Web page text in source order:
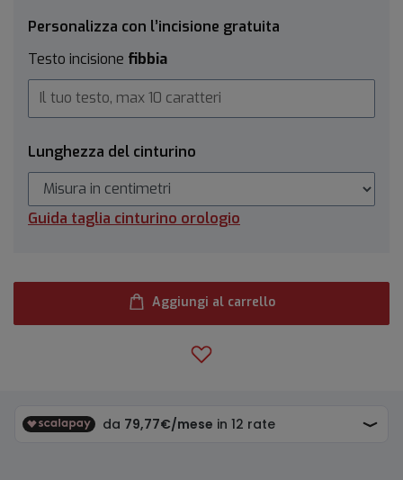
Personalizza con l’incisione gratuita
Testo incisione fibbia
Lunghezza del cinturino
Guida taglia cinturino orologio
Aggiungi al carrello